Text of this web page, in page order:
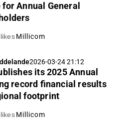
Annual General
Millicom
2026-03-24 21:12
its 2025 Annual
record financial results
footprint
Millicom